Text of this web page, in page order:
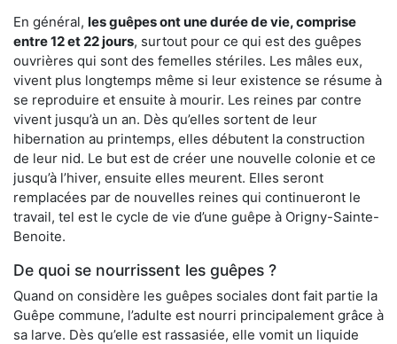
En général, les guêpes ont une durée de vie, comprise
entre 12 et 22 jours, surtout pour ce qui est des guêpes
ouvrières qui sont des femelles stériles. Les mâles eux,
vivent plus longtemps même si leur existence se résume à
se reproduire et ensuite à mourir. Les reines par contre
vivent jusqu’à un an. Dès qu’elles sortent de leur
hibernation au printemps, elles débutent la construction
de leur nid. Le but est de créer une nouvelle colonie et ce
jusqu’à l’hiver, ensuite elles meurent. Elles seront
remplacées par de nouvelles reines qui continueront le
travail, tel est le cycle de vie d’une guêpe à Origny-Sainte-
Benoite.
De quoi se nourrissent les guêpes ?
Quand on considère les guêpes sociales dont fait partie la
Guêpe commune, l’adulte est nourri principalement grâce à
sa larve. Dès qu’elle est rassasiée, elle vomit un liquide